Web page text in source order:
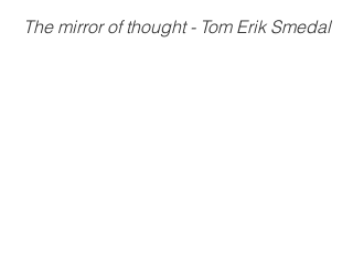
The mirror of thought - Tom Erik Smedal